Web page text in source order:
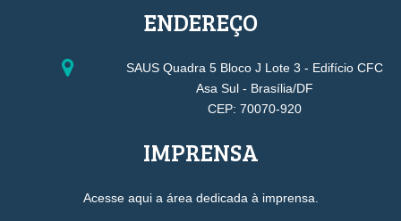
ENDEREÇO
SAUS Quadra 5 Bloco J Lote 3 - Edifício CFC
Asa Sul - Brasília/DF
CEP: 70070-920
IMPRENSA
Acesse aqui a área dedicada à imprensa.